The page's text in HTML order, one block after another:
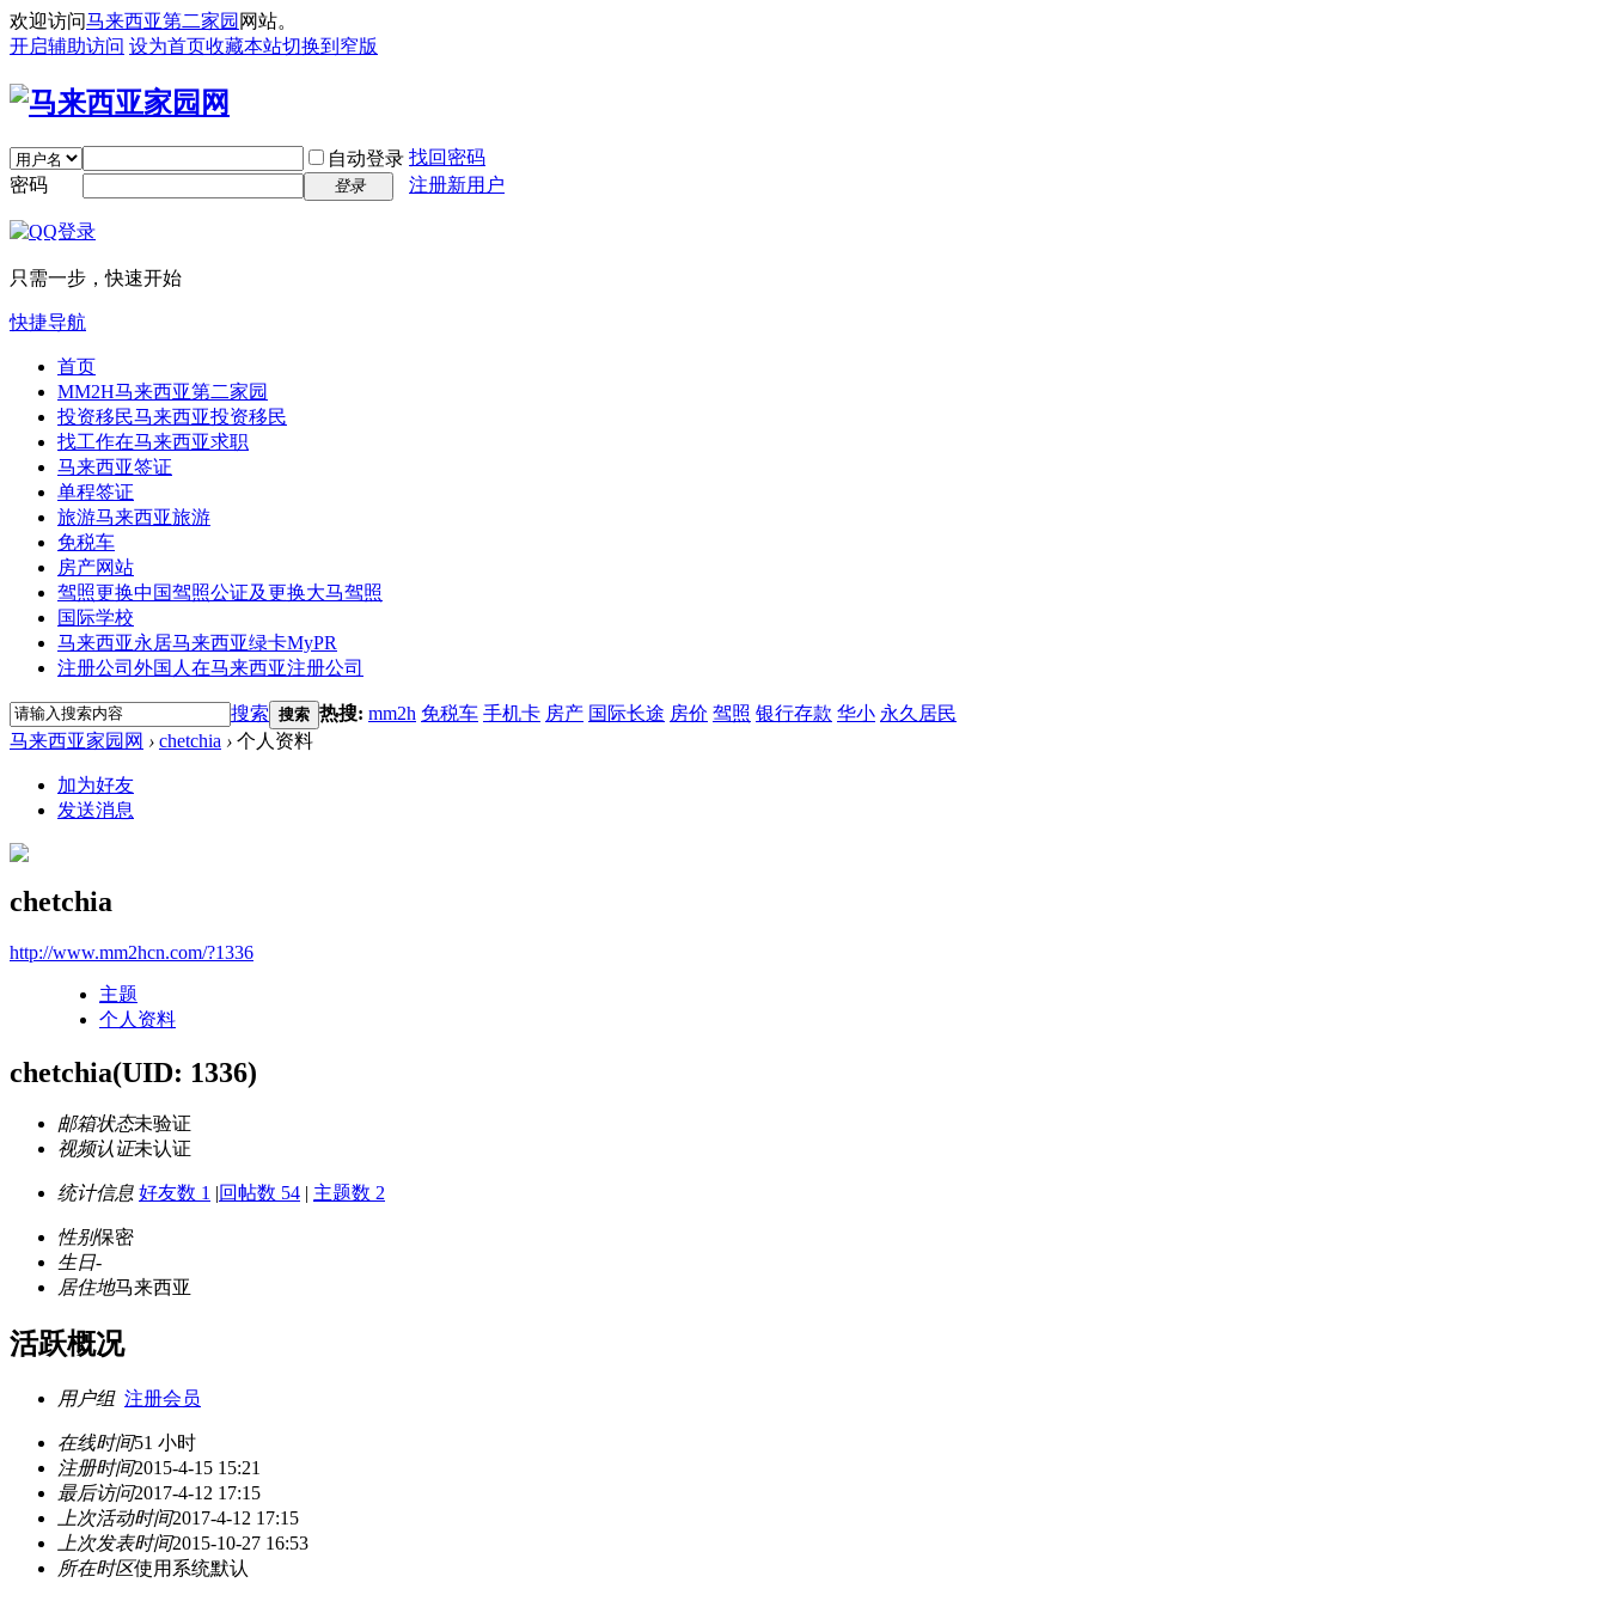
欢迎访问马来西亚第二家园 网站。
开启辅助访问 设为首页收藏本站切换到窄版
自动登录 找回密码
密码
登录 注册新用户
只需一步，快速开始
快捷导航
首页
MM2H马来西亚第二家园
投资移民马来西亚投资移民
找工作在马来西亚求职
马来西亚签证
单程签证
旅游马来西亚旅游
免税车
房产网站
驾照更换中国驾照公证及更换大马驾照
国际学校
马来西亚永居马来西亚绿卡MyPR
注册公司 外国人在马来西亚注册公司
搜索 搜索 热搜: mm2h 免税车 手机卡 房产 国际长途 房价 驾照 银行存款 华小 永久居民
马来西亚家园网 › chetchia › 个人资料
加为好友
发送消息
chetchia
http://www.mm2hcn.com/?1336
主题
个人资料
chetchia(UID: 1336)
邮箱状态未验证
视频认证未认证
统计信息 好友数 1 |回帖数 54 | 主题数 2
性别保密
生日-
居住地马来西亚
活跃概况
用户组 注册会员
在线时间51 小时
注册时间2015-4-15 15:21
最后访问2017-4-12 17:15
上次活动时间2017-4-12 17:15
上次发表时间2015-10-27 16:53
所在时区使用系统默认